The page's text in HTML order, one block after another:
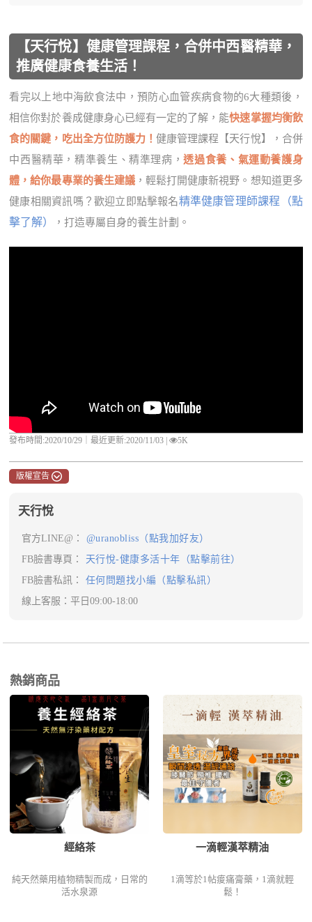
【天行悅】健康管理課程，合併中西醫精華，
推廣健康食養生活！
看完以上地中海飲食法中，預防心血管疾病食物的6大種類後，
相信你對於養成健康身心已經有一定的了解，能快速掌握均衡飲
食的關鍵，吃出全方位防護力！健康管理課程【天行悅】，合併
中西醫精華，精準養生、精準理病，透過食養、氣運動養護身
體，給你最專業的養生建議，輕鬆打開健康新視野。想知道更多
健康相關資訊嗎？歡迎立即點擊報名精準健康管理師課程（點
擊了解）
，打造專屬自身的養生計劃。
發布時間:2020/10/29｜最近更新:2020/11/03 | 5K
版權宣告
天行悅
官方LINE@：
@uranobliss（點我加好友）
FB臉書專頁：
天行悅-健康多活十年（點擊前往）
FB臉書私訊：
任何問題找小編（點擊私訊）
線上客服：平日09:00-18:00
熱銷商品
經絡茶
純天然藥用植物精製而成，日常的
活水泉源
一滴輕漢萃精油
1滴等於1帖痠痛膏藥，1滴就輕
鬆！